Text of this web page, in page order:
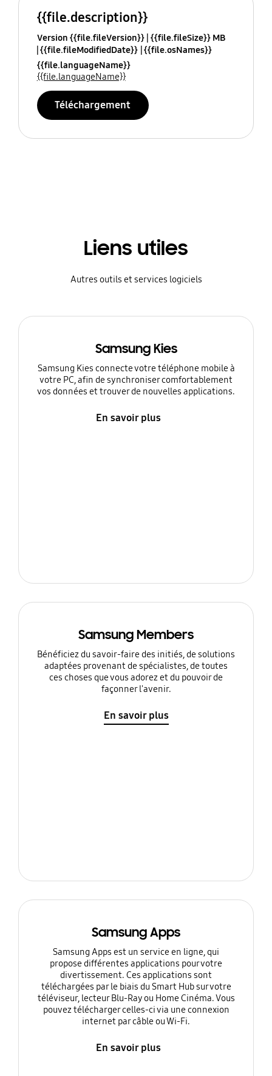
{{file.description}}
Version {{file.fileVersion}} {{file.fileSize}} MB
{{file.fileModifiedDate}} {{file.osNames}}
{{file.languageName}}
{{file.languageName}}
Téléchargement
Liens utiles
Autres outils et services logiciels
Samsung Kies
Samsung Kies connecte votre téléphone mobile à
votre PC, afin de synchroniser comfortablement
vos données et trouver de nouvelles applications.
En savoir plus
Samsung Members
Bénéficiez du savoir-faire des initiés, de solutions
adaptées provenant de spécialistes, de toutes
ces choses que vous adorez et du pouvoir de
façonner l'avenir.
En savoir plus
Samsung Apps
Samsung Apps est un service en ligne, qui
propose différentes applications pour votre
divertissement. Ces applications sont
téléchargées par le biais du Smart Hub sur votre
téléviseur, lecteur Blu-Ray ou Home Cinéma. Vous
pouvez télécharger celles-ci via une connexion
internet par câble ou Wi-Fi.
En savoir plus